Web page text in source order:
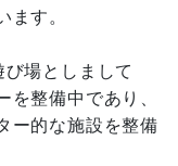
ます。
場としまして
を整備中であり、
ー的な施設を整備